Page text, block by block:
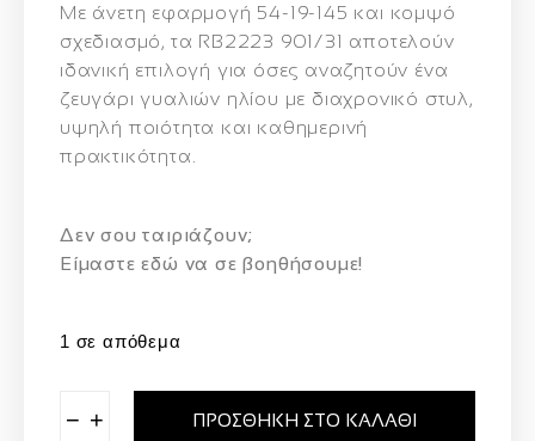
Με άνετη εφαρμογή 54-19-145 και κομψό
σχεδιασμό, τα RB2223 901/31 αποτελούν
ιδανική επιλογή για όσες αναζητούν ένα
ζευγάρι γυαλιών ηλίου με διαχρονικό στυλ,
υψηλή ποιότητα και καθημερινή
πρακτικότητα
Δεν σου ταιριάζουν;
Eίμαστε εδώ να σε βοηθήσουμε!
1 σε απόθεμα
− + ΠΡΟΣΘΉΚΗ ΣΤΟ ΚΑΛΆΘΙ